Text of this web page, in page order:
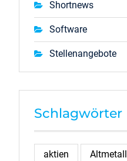
Shortnews
Software
Stellenangebote
Schlagwörter
aktien Altmetall